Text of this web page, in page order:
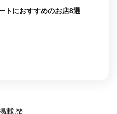
トにおすすめのお店8選
載歴